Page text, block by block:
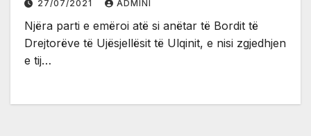
27/07/2021 ADMINI
Njëra parti e emëroi atë si anëtar të Bordit të
Drejtorëve të Ujësjellësit të Ulqinit, e nisi zgjedhjen
e tij…